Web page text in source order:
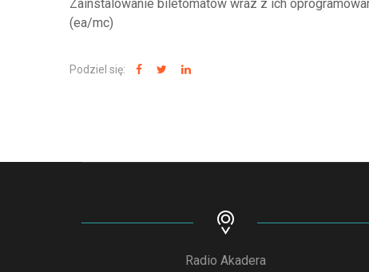
Zainstalowanie biletomatów wraz z ich
(ea/mc)
Podziel się:
Radio Akadera